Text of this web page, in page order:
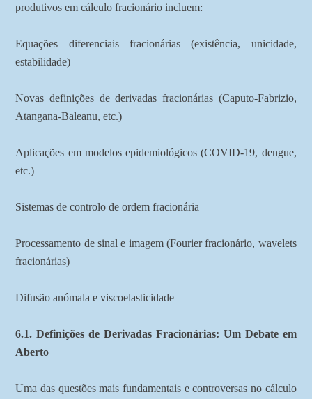
produtivos em cálculo fracionário incluem:
Equações diferenciais fracionárias (existência, unicidade,
estabilidade)
Novas definições de derivadas fracionárias (Caputo-Fabrizio,
Atangana-Baleanu, etc.)
Aplicações em modelos epidemiológicos (COVID-19, dengue,
etc.)
Sistemas de controlo de ordem fracionária
Processamento de sinal e imagem (Fourier fracionário, wavelets
fracionárias)
Difusão anómala e viscoelasticidade
6.1. Definições de Derivadas Fracionárias: Um Debate em
Aberto
Uma das questões mais fundamentais e controversas no cálculo